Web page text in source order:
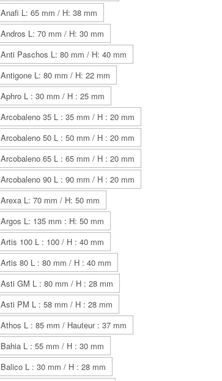
Anafi L: 65 mm / H: 38 mm
Andros L: 70 mm / H: 30 mm
Anti Paschos L: 80 mm / H: 40 mm
Antigone L: 80 mm / H: 22 mm
Aphro L : 30 mm / H : 25 mm
Arcobaleno 35 L : 35 mm / H : 20 mm
Arcobaleno 50 L : 50 mm / H : 20 mm
Arcobaleno 65 L : 65 mm / H : 20 mm
Arcobaleno 90 L : 90 mm / H : 20 mm
Arexa L: 70 mm / H: 50 mm
Argos L: 135 mm : H: 50 mm
Artis 100 L : 100 / H : 40 mm
Artis 80 L : 80 mm / H : 40 mm
Asti GM L : 80 mm / H : 28 mm
Asti PM L : 58 mm / H : 28 mm
Athos L : 85 mm / Hauteur : 37 mm
Bahia L : 55 mm / H : 30 mm
Balico L : 30 mm / H : 28 mm